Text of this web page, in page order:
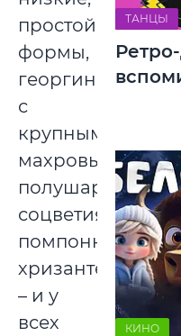
простой
формы,
с
крупными
махровыми
соцветиями,
помпонные,
– и у
всех
ТАНЦЫ
КИНО